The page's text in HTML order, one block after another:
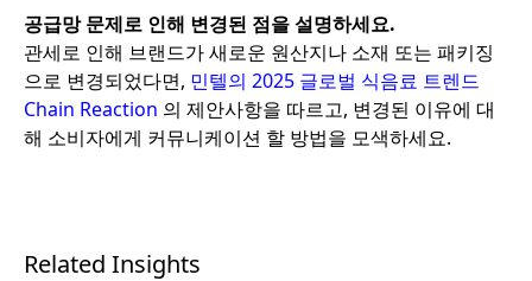
공급망 문제로 인해 변경된 점을 설명하세요.
관세로 인해 브랜드가 새로운 원산지나 소재 또는 패키징
으로 변경되었다면, 민텔의 2025 글로벌 식음료 트렌드
Chain Reaction 의 제안사항을 따르고, 변경된 이유에 대
해 소비자에게 커뮤니케이션 할 방법을 모색하세요.
Related Insights